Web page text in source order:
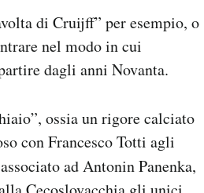
di Cruijff” per esempio, o
nel modo in cui
dagli anni Novanta.
ossia un rigore calciato
con Francesco Totti agli
ad Antonin Panenka,